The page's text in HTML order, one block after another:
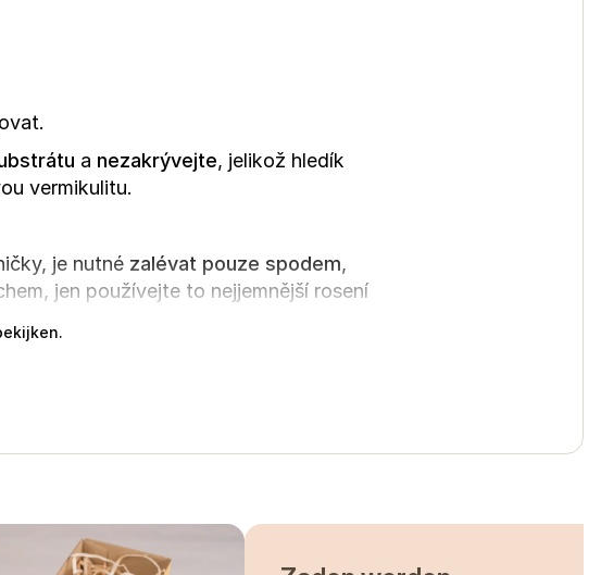
a nezakrývejte, jelikož hledík
vermikulitu.
je nutné zalévat pouze spodem,
jen používejte to nejjemnější rosení
postranních stonků,